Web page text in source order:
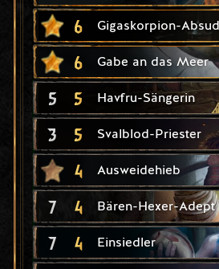
6 Gigaskorpion-Absud
6 Gabe an das Meer
5 5 Havfru-Sängerin
3 5 Svalblod-Priester
4 Ausweidehieb
7 4 Bären-Hexer-Adept
7 4 Einsiedler